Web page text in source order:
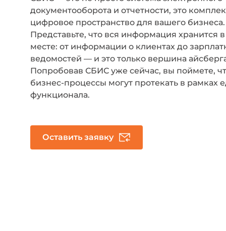
документооборота и отчетности, это
цифровое пространство для вашего бизнеса.
Представьте, что вся информация хранится
месте: от информации о клиентах до
ведомостей — и это только вершина
Попробовав СБИС уже сейчас, вы поймете,
бизнес-процессы могут протекать в рамках
функционала.
Оставить заявку